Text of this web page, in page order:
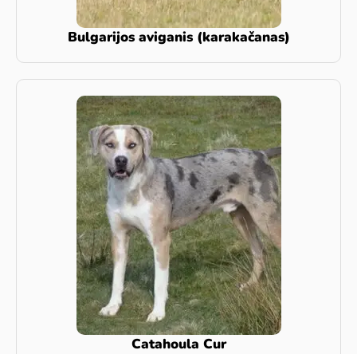
Bulgarijos aviganis (karakačanas)
Catahoula Cur